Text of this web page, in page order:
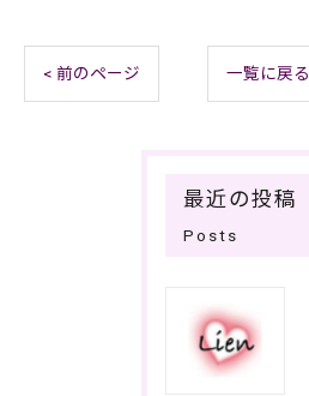
< 前のページ 一覧に戻る
最近の投稿
Posts